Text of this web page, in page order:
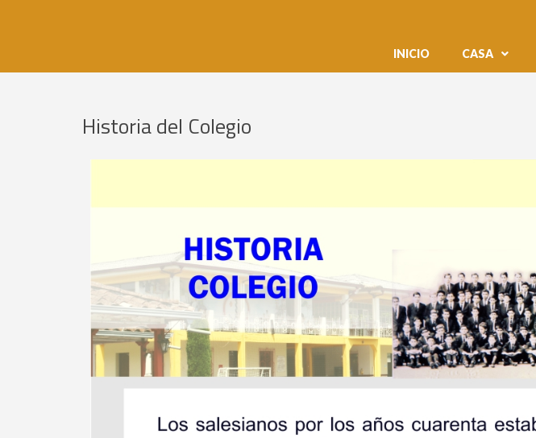
INICIO CASA
Historia del Colegio